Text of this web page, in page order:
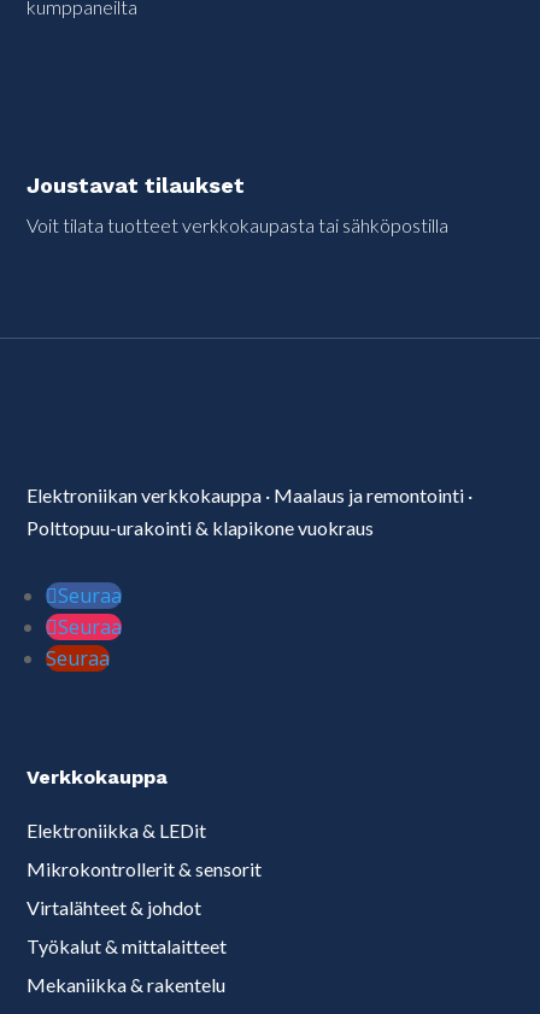
kumppaneilta
Joustavat tilaukset
Voit tilata tuotteet verkkokaupasta tai sähköpostilla
Elektroniikan verkkokauppa · Maalaus ja remontointi ·
Polttopuu-urakointi & klapikone vuokraus
Seuraa
Seuraa
Seuraa
Verkkokauppa
Elektroniikka & LEDit
Mikrokontrollerit & sensorit
Virtalähteet & johdot
Työkalut & mittalaitteet
Mekaniikka & rakentelu